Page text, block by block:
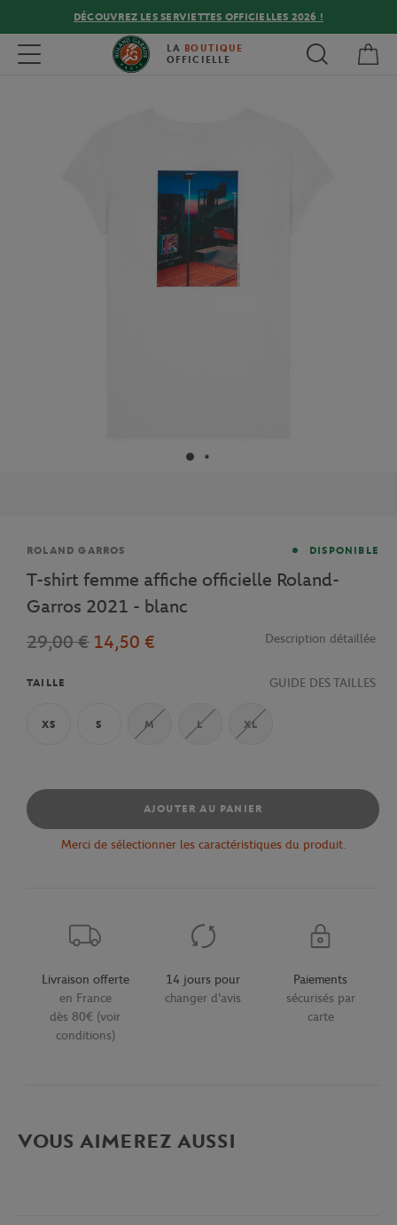
DÉCOUVREZ LES SERVIETTES OFFICIELLES 2026 !
Toggle navigation LA BOUTIQUE
OFFICIELLE
Marque
ROLAND GARROS DISPONIBLE
T-shirt femme affiche officielle Roland-
Garros 2021 - blanc
29,00 € 14,50 € Description détaillée
TAILLE GUIDE DES TAILLES
XS S M L XL
AJOUTER AU PANIER
Merci de sélectionner les caractéristiques du produit.
Livraison offerte
en France
dès 80€ (voir
conditions)
14 jours pour
changer d'avis
Paiements
sécurisés par
carte
VOUS AIMEREZ AUSSI